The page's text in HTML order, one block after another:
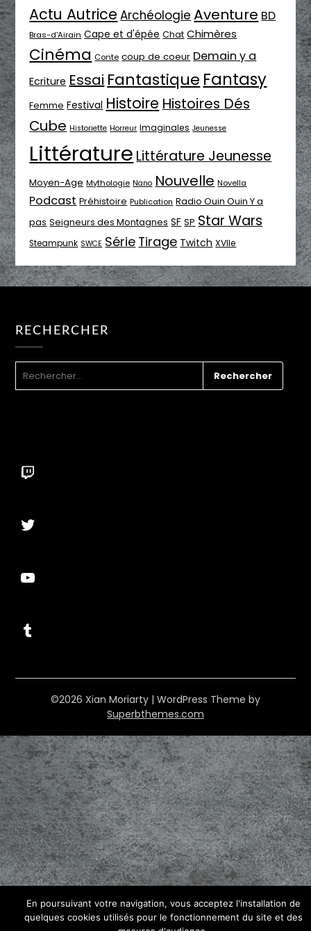
Actu Autrice Archéologie Aventure BD
Bras-d'Airain Cape et d'épée Chat Chimères
Cinéma Conte coup de coeur Demain y a
Ecriture Essai Fantastique Fantasy
Femme Festival Histoire Histoires Dés
Cube Historiette Horreur Imaginales Jeunesse
Littérature Littérature Jeunesse
Moyen-Age Mythologie Nano Nouvelle Novella
Podcast Préhistoire Publication Radio Ouin Ouin Y a
pas Seigneurs des Montagnes SF SP Star Wars
Steampunk SWCE Série Tirage Twitch XVIIe
RECHERCHER
Twitch
Twitter
YouTube
Tumblr
©2026 Xian Moriarty | WordPress Theme by
Superbthemes.com
En poursuivant votre navigation, vous acceptez l'installation de
quelques cookies utilisés pour le fonctionnement du site et des